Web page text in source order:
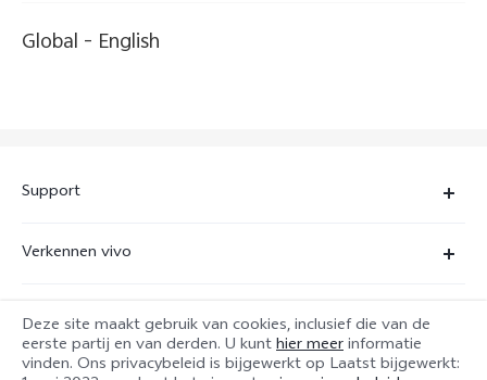
Global - English
Support
IMEI-authenticatie
Opstuur service
Verkennen vivo
vivo-privacycentrum
service@nl.vivo.com
Deze site maakt gebruik van cookies, inclusief die van de
eerste partij en van derden. U kunthier meerinformatie
vinden. Ons privacybeleid is bijgewerkt op Laatst bijgewerkt: